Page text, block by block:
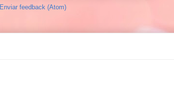
Enviar feedback (Atom)